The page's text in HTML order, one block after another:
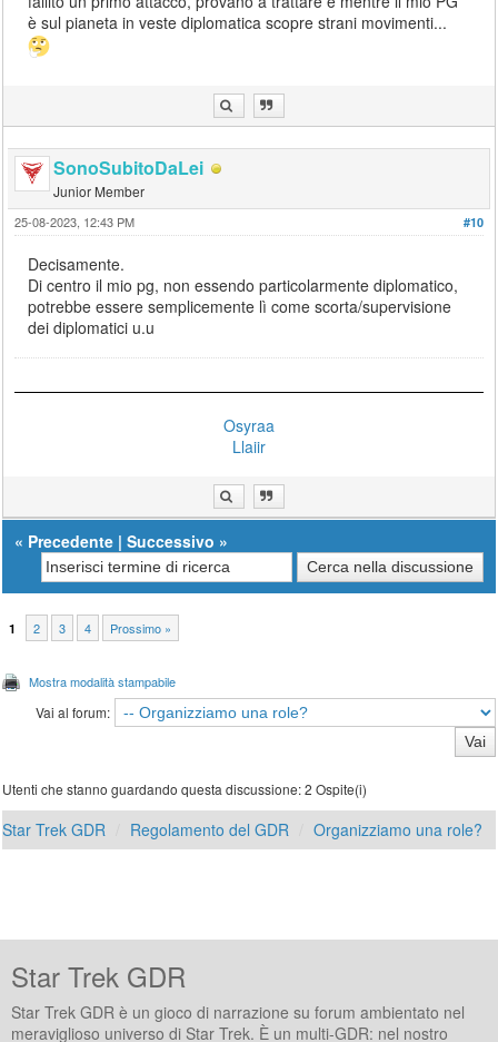
è sul pianeta in veste diplomatica scopre strani movimenti...
SonoSubitoDaLei
Junior Member
#10
25-08-2023, 12:43 PM
Decisamente.
Di centro il mio pg, non essendo particolarmente diplomatico,
potrebbe essere semplicemente lì come scorta/supervisione
dei diplomatici u.u
Osyraa
Llaiir
« Precedente |Successivo »
1 2 3 4 Prossimo »
Mostra modalità stampabile
Vai al forum:
Utenti che stanno guardando questa discussione: 2 Ospite(i)
Star Trek GDR Regolamento del GDR Organizziamo una role?
Star Trek GDR
Star Trek GDR è un gioco di narrazione su forum ambientato nel
meraviglioso universo di Star Trek. È un multi-GDR: nel nostro